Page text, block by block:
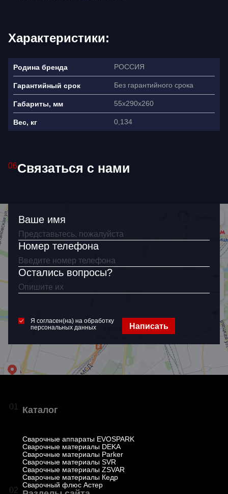
Характеристики:
Родина бренда РОССИЯ
Гарантийный срок Без гарантийного срока
Габариты, мм 55х290х260
Вес, кг 0,134
06Связаться с нами
Ваше имя
Номер телефона
Остались вопросы?
Я согласен(на) на обработку
персональных данных
Написать
Ваше имя
Я согласен(на) на обработку
01 Каталог
Сварочные аппараты EVOSPARK
Сварочные материалы DEKA
Сварочные материалы Parker
Сварочные материалы SVR
Сварочные материалы ZSVAR
Сварочные материалы Кедр
Сварочный флюс Астер
02